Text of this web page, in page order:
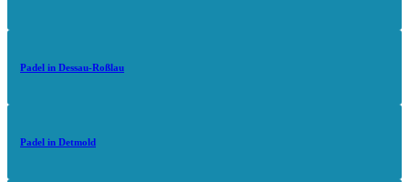
Padel in Dessau-Roßlau
Padel in Detmold